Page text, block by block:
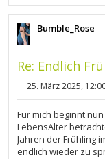
Bumble_Rose
Re: Endlich
e
i
t
r
a
g
25. März 2025,
Für mich beginnt
LebensAlter
Jahren der Frühling
endlich wieder zu